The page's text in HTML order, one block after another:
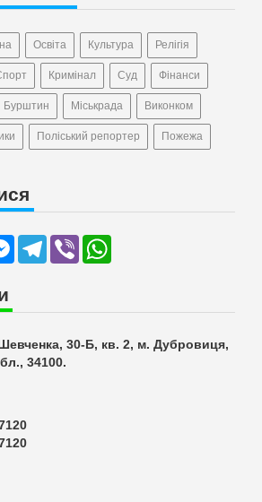
Освіта Культура Релігія
Кримінал Суд Фінанси
Бурштин Міськрада Виконком
Поліський репортер Пожежа
MessengerTelegram
Viber
30-Б, кв. 2, м. Дубровиця,
34100.